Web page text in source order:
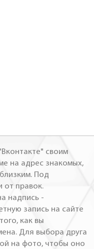
своим
на адрес знакомых,
Под
от правок.
надпись -
запись на сайте
как вы
Для выбора друга
на фото, чтобы оно